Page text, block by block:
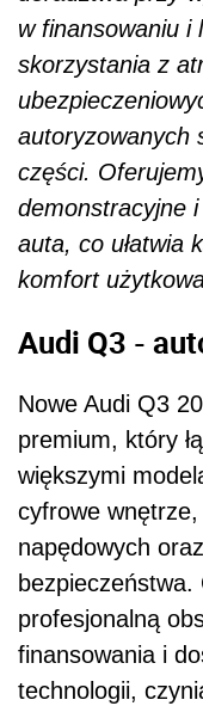
w finansowaniu i
skorzystania z
autoryzowanych
części.
demonstracyjne
auta, co ułatwia
komfort
Audi Q3 -
Nowe Audi Q3
premium, który
większymi
cyfrowe
napędowych
profesjonalną
finansowania i
technologii,